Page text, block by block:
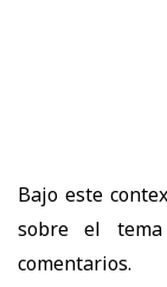
Bajo este
sobre el
comentarios.